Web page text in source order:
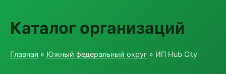
Каталог организаций
Главная » Южный федеральный округ » ИП Hub City